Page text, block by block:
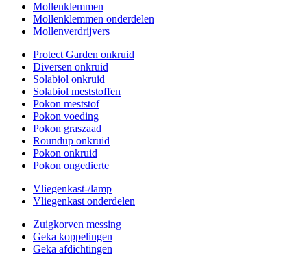
Mollenklemmen
Mollenklemmen onderdelen
Mollenverdrijvers
Protect Garden onkruid
Diversen onkruid
Solabiol onkruid
Solabiol meststoffen
Pokon meststof
Pokon voeding
Pokon graszaad
Roundup onkruid
Pokon onkruid
Pokon ongedierte
Vliegenkast-/lamp
Vliegenkast onderdelen
Zuigkorven messing
Geka koppelingen
Geka afdichtingen